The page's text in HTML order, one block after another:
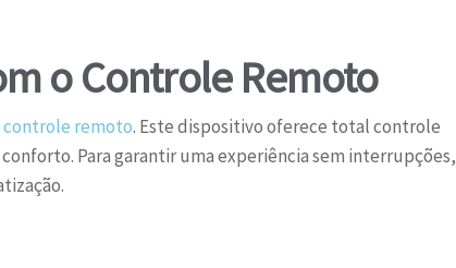
o Controle Remoto
controle remoto. Este dispositivo oferece total controle
Para garantir uma experiência sem interrupções,